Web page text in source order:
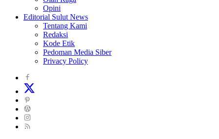
Opini
Editorial Sulut News
Tentang Kami
Redaksi
Kode Etik
Pedoman Media Siber
Privacy Policy